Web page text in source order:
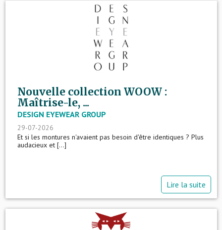
Nouvelle collection WOOW :
Maîtrise-le, ...
DESIGN EYEWEAR GROUP
29-07-2026
Et si les montures n'avaient pas besoin d'être identiques ? Plus
audacieux et [...]
Lire la suite